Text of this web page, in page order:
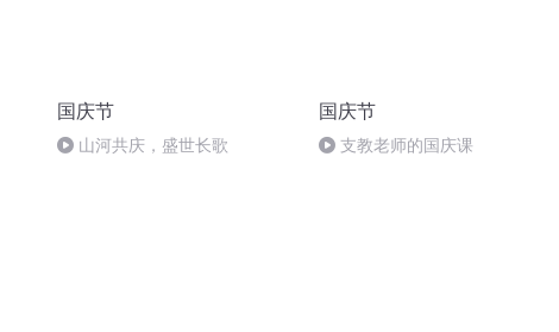
国庆节
山河共庆，盛世长歌
国庆节
支教老师的国庆课